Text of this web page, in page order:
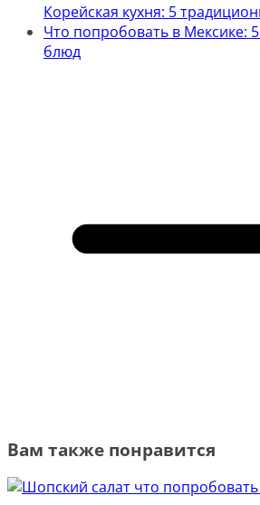
Корейская кухня: 5
Что попробовать в Мексике:
блюд
Вам также понравится